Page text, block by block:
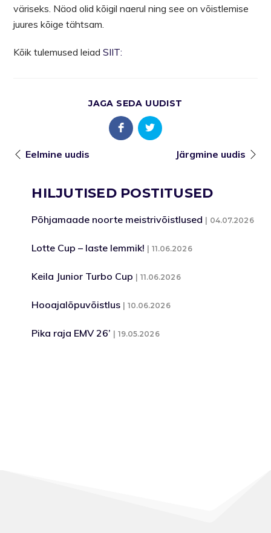
väriseks. Näod olid kõigil naerul ning see on võistlemise
juures kõige tähtsam.
Kõik tulemused leiadSIIT:
JAGA SEDA UUDIST
Eelmine uudis Järgmine uudis
HILJUTISED POSTITUSED
Põhjamaade noorte meistrivõistlused 04.07.2026
Lotte Cup – laste lemmik! 11.06.2026
Keila Junior Turbo Cup 11.06.2026
Hooajalõpuvõistlus 10.06.2026
Pika raja EMV 26’ 19.05.2026